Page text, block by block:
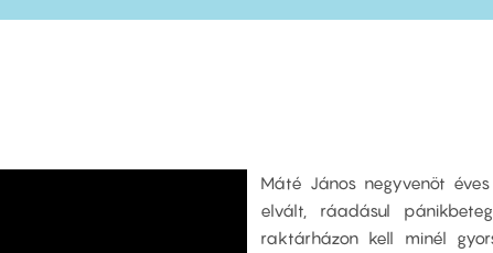
Máté János negyvenöt
elvált, ráadásul
raktárházon kell minél